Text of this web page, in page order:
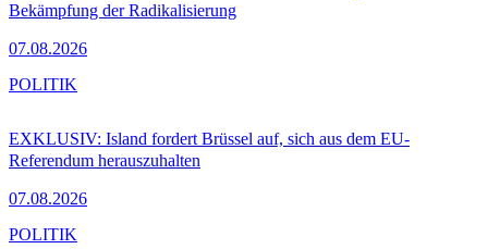
Bekämpfung der Radikalisierung
07.08.2026
EXKLUSIV: Island fordert Brüssel auf, sich aus dem EU-
Referendum herauszuhalten
07.08.2026
POLITIK
POLITIK